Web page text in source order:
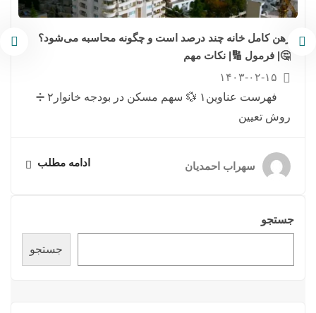
جستجو
جستجو
رهن کامل خانه چند درصد است و چگونه محاسبه می‌شود؟
🤔| فرمول 🔢| نکات مهم
۱۴۰۳-۰۲-۱۵
فهرست عناوین۱ 💱 سهم مسکن در بودجه خانوار۲ ➗
روش تعیین
سهراب احمدیان ادامه مطلب